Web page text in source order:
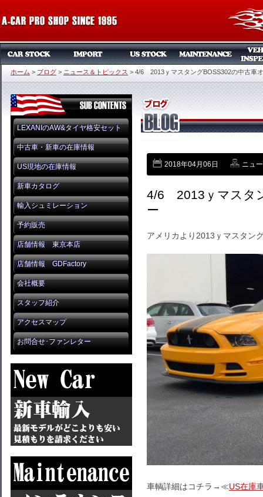
ホーム > ブログ > ニュース＆トピックス > 4/6 2013ｙマスタングBOSS302の中古車
LEXANIのAW&タイヤ格安セット
中古車・新車の在庫情報
US現地の在庫情報
新車カタログ
輸入シュミレーション
予約販売
店舗情報 東京本店
店舗情報 GDFactory
会社概要
スタッフ紹介
アクセスマップ
お問合せ･ファンレター
2018年04月06日 ニュ
4/6 2013ｙマスタ
ー
アメリカより2013ｙマスタン
車輌詳細はコチラ→≪US在庫